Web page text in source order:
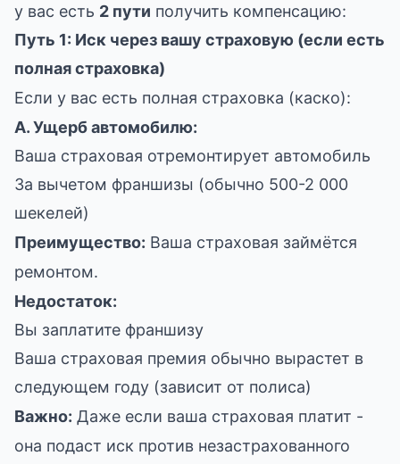
у вас есть 2 пути получить компенсацию:
Путь 1: Иск через вашу страховую (если есть
полная страховка)
Если у вас есть полная страховка (каско):
А. Ущерб автомобилю:
Ваша страховая отремонтирует автомобиль
За вычетом франшизы (обычно 500-2 000
шекелей)
Преимущество: Ваша страховая займётся
ремонтом.
Недостаток:
Вы заплатите франшизу
Ваша страховая премия обычно вырастет в
следующем году (зависит от полиса)
Важно: Даже если ваша страховая платит -
она подаст иск против незастрахованного